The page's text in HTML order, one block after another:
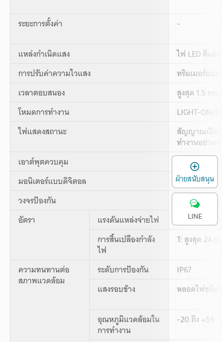
ระยะการตั้งค่า -
แหล่งกำเนิดแสง
ไฟ LED สีแดง
การปรับค่าความไวแสง
ทริมเมอร์แบ
เวลาตอบสนอง
สูงสุด 1.5 ms
โหมดการทำงาน
LIGHT-ON/
ไฟแสดงสถานะ
สัญญาณเปิดปิ
ทำงานอย่างเ
เอาต์พุตควบคุม
สูงสุด 100
มอนิเตอร์แบบดิจิตอล
-
วงจรป้องกัน
การกลับขั้ว
อัตรา
แรงดันแหล่งจ่ายไฟ
12 ถึง 24
การสิ้นเปลืองกำลัง
ไฟ
T: สูงสุด 24
ความทนทานต่อ
สภาพแวดล้อม
ระดับการป้องกัน
IP67
แสงรอบข้าง
หลอดไฟชนิด
อุณหภูมิแวดล้อมใน
การทำงาน
-20 ถึง +55
ฝ่ายสนับสนุน
LINE